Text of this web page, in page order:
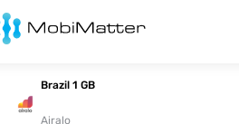
Brazil 1 GB
Airalo